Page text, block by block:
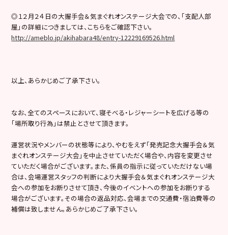
◎１２月２４日の大握手会＆気まぐれオンステージ大会での、「支配人部
屋」の詳細につきましては、こちらをご確認下さい。
http://ameblo.jp/akihabara48/entry-12229169526.html
以上、あらかじめご了承下さい。
なお、全てのスペースにおいて、寝そべる・レジャーシートを広げる等の
「場所取り行為」は禁止とさせて頂きます。
運営状況やメンバーの状態等により、やむをえず「発売記念大握手会＆気
まぐれオンステージ大会」を中止させていただく場合や、内容を変更させ
ていただく場合がございます。また、係員の指示に従っていただけない場
合は、会場運営スタッフの判断により大握手会＆気まぐれオンステージ大
会への参加をお断りさせて頂き、今後のイベントへの参加をお断りする
場合がございます。その場合の返品対応、会場までの交通費・宿泊費等の
補償は致しません。あらかじめご了承下さい。